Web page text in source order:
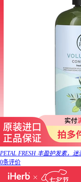
PETAL FRESH 丰盈护发素，
0条评价